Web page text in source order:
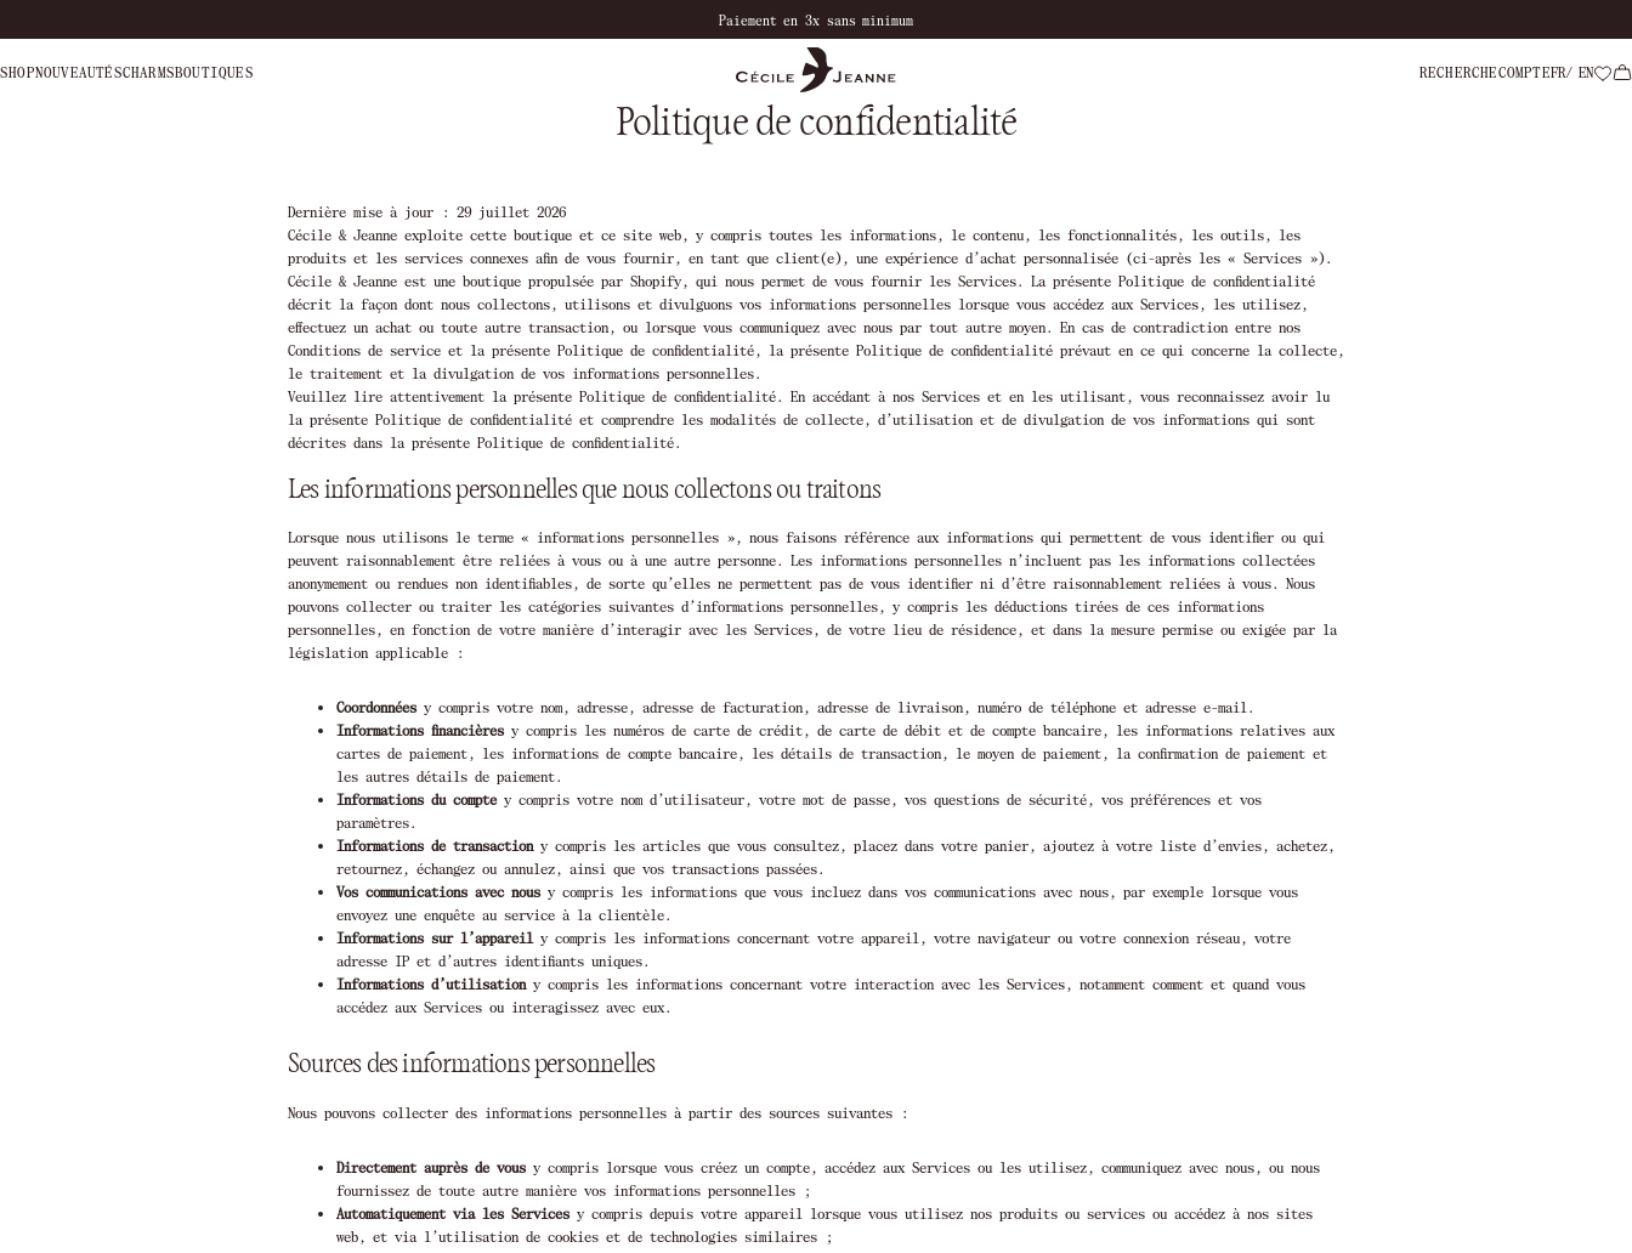
Bienvenue dans notre boutique
SHOPNOUVEAUTÉSCHARMSBOUTIQUES RECHERCHECOMPTEFR EN
Politique de confidentialité
Dernière mise à jour : 29 juillet 2026
Cécile & Jeanne exploite cette boutique et ce site web, y compris toutes les informations, le contenu, les fonctionnalités, les outils, les
produits et les services connexes afin de vous fournir, en tant que client(e), une expérience d’achat personnalisée (ci-après les « Services »).
Cécile & Jeanne est une boutique propulsée par Shopify, qui nous permet de vous fournir les Services. La présente Politique de confidentialité
décrit la façon dont nous collectons, utilisons et divulguons vos informations personnelles lorsque vous accédez aux Services, les utilisez,
effectuez un achat ou toute autre transaction, ou lorsque vous communiquez avec nous par tout autre moyen. En cas de contradiction entre nos
Conditions de service et la présente Politique de confidentialité, la présente Politique de confidentialité prévaut en ce qui concerne la collecte,
le traitement et la divulgation de vos informations personnelles.
Veuillez lire attentivement la présente Politique de confidentialité. En accédant à nos Services et en les utilisant, vous reconnaissez avoir lu
la présente Politique de confidentialité et comprendre les modalités de collecte, d’utilisation et de divulgation de vos informations qui sont
décrites dans la présente Politique de confidentialité.
Les informations personnelles que nous collectons ou traitons
Lorsque nous utilisons le terme « informations personnelles », nous faisons référence aux informations qui permettent de vous identifier ou qui
peuvent raisonnablement être reliées à vous ou à une autre personne. Les informations personnelles n’incluent pas les informations collectées
anonymement ou rendues non identifiables, de sorte qu’elles ne permettent pas de vous identifier ni d’être raisonnablement reliées à vous. Nous
pouvons collecter ou traiter les catégories suivantes d’informations personnelles, y compris les déductions tirées de ces informations
personnelles, en fonction de votre manière d’interagir avec les Services, de votre lieu de résidence, et dans la mesure permise ou exigée par la
législation applicable :
Coordonnées y compris votre nom, adresse, adresse de facturation, adresse de livraison, numéro de téléphone et adresse e-mail.
Informations financières y compris les numéros de carte de crédit, de carte de débit et de compte bancaire, les informations relatives aux
cartes de paiement, les informations de compte bancaire, les détails de transaction, le moyen de paiement, la confirmation de paiement et
les autres détails de paiement.
Informations du comptey compris votre nom d’utilisateur, votre mot de passe, vos questions de sécurité, vos préférences et vos
paramètres.
Informations de transaction y compris les articles que vous consultez, placez dans votre panier, ajoutez à votre liste d’envies, achetez,
retournez, échangez ou annulez, ainsi que vos transactions passées.
Vos communications avec nous y compris les informations que vous incluez dans vos communications avec nous, par exemple lorsque vous
envoyez une enquête au service à la clientèle.
Informations sur l’appareil y compris les informations concernant votre appareil, votre navigateur ou votre connexion réseau, votre
adresse IP et d’autres identifiants uniques.
Informations d’utilisation y compris les informations concernant votre interaction avec les Services, notamment comment et quand vous
accédez aux Services ou interagissez avec eux.
Sources des informations personnelles
Nous pouvons collecter des informations personnelles à partir des sources suivantes :
Directement auprès de vous y compris lorsque vous créez un compte, accédez aux Services ou les utilisez, communiquez avec nous, ou nous
fournissez de toute autre manière vos informations personnelles ;
Automatiquement via les Services y compris depuis votre appareil lorsque vous utilisez nos produits ou services ou accédez à nos sites
web, et via l’utilisation de cookies et de technologies similaires ;